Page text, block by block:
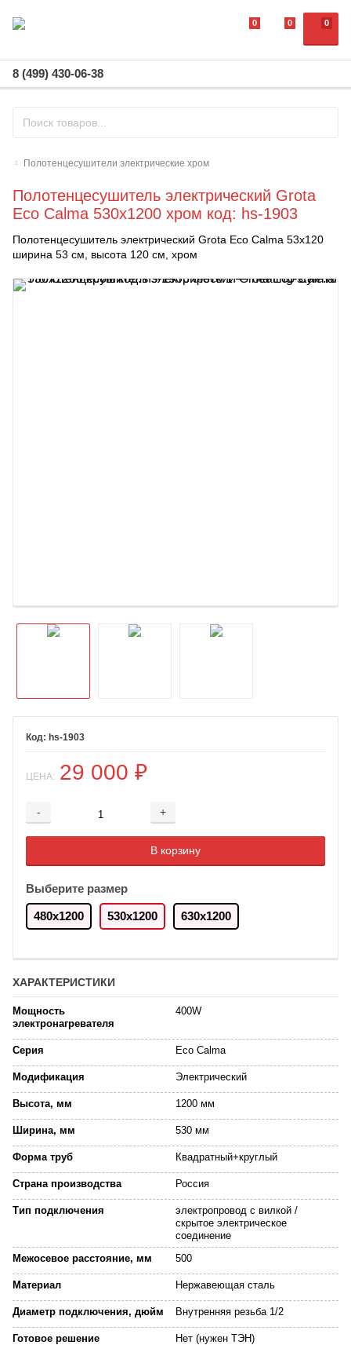
0
0 0
8 (499) 430-06-38
Полотенцесушители электрические хром
Полотенцесушитель электрический Grota
Eco Calma 530х1200 хром код: hs-1903
Полотенцесушитель электрический Grota Eco Calma 53х120
ширина 53 см, высота 120 см, хром
hs-1903
ЦЕНА: 29 000 ₽
- +
Добавляется...
В корзину
Добавлен
Выберите размер
480х1200 530х1200 630х1200
ХАРАКТЕРИСТИКИ
Мощность
электронагревателя
400W
Серия Eco Calma
Модификация Электрический
Высота, мм 1200 мм
Ширина, мм 530 мм
Форма труб Квадратный+круглый
Страна производства Россия
Тип подключения
электропровод с вилкой /
скрытое электрическое
соединение
Межосевое расстояние, мм
500
Материал Нержавеющая сталь
Диаметр подключения, дюйм Внутренняя резьба 1/2
Готовое решение Нет (нужен ТЭН)